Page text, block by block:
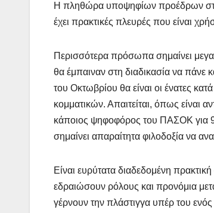
Η πληθώρα υποψηφίων προέδρων
έχει πρακτικές πλευρές που είναι
Περισσότερα πρόσωπα σημαίνει
θα έμπαιναν στη διαδικασία να πάνε
του Οκτωβρίου θα είναι οι ένατες
κομματικών. Απαιτείται, όπως είναι
κάποιος ψηφοφόρος του ΠΑΣΟΚ για
σημαίνει απαραίτητα φιλοδοξία να
Είναι ευρύτατα διαδεδομένη
εδραιώσουν ρόλους και προνόμια
γέρνουν την πλάστιγγα υπέρ του